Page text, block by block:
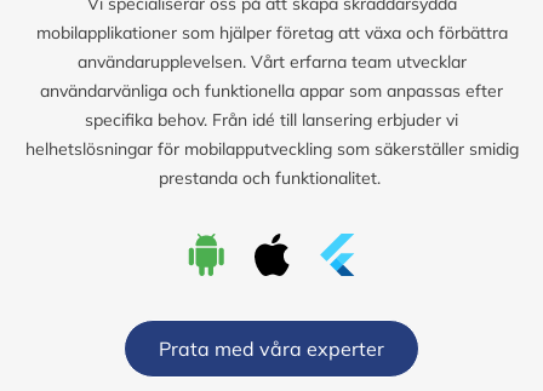
mobilapplikationer som hjälper företag att växa och förbättra
användarupplevelsen. Vårt erfarna team utvecklar
användarvänliga och funktionella appar som anpassas efter
specifika behov. Från idé till lansering erbjuder vi
helhetslösningar för mobilapputveckling som säkerställer smidig
prestanda och funktionalitet.
Prata med våra experter